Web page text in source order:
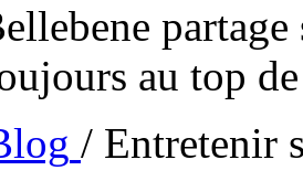
partage
au top
/ Entretenir